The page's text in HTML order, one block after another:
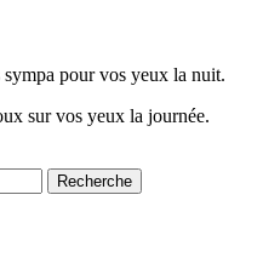
sympa pour vos yeux la nuit.
sur vos yeux la journée.
Recherche